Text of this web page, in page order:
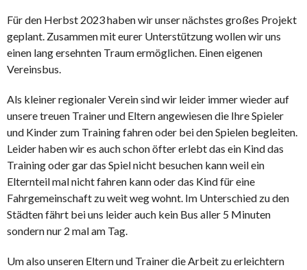
Für den Herbst 2023 haben wir unser nächstes großes Projekt
geplant. Zusammen mit eurer Unterstützung wollen wir uns
einen lang ersehnten Traum ermöglichen. Einen eigenen
Vereinsbus.
Als kleiner regionaler Verein sind wir leider immer wieder auf
unsere treuen Trainer und Eltern angewiesen die Ihre Spieler
und Kinder zum Training fahren oder bei den Spielen begleiten.
Leider haben wir es auch schon öfter erlebt das ein Kind das
Training oder gar das Spiel nicht besuchen kann weil ein
Elternteil mal nicht fahren kann oder das Kind für eine
Fahrgemeinschaft zu weit weg wohnt. Im Unterschied zu den
Städten fährt bei uns leider auch kein Bus aller 5 Minuten
sondern nur 2 mal am Tag.
Um also unseren Eltern und Trainer die Arbeit zu erleichtern